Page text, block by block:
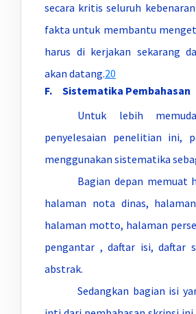
secara kritis seluruh
fakta untuk membantu
harus di kerjakan sekarang
akan datang.20
F. Sistematika Pembahasan
Untuk lebih
penyelesaian penelitian ini,
menggunakan sistematika
Bagian depan memuat
halaman nota dinas,
halaman motto, halaman
pengantar , daftar isi, daftar
abstrak.
Sedangkan bagian isi